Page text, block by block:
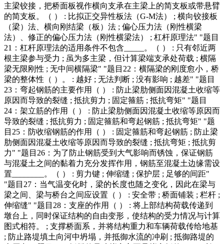
主梁铰接，把桥面板视作横向支承在主梁上的简支板或带悬臂
的简支板。（ ） : 比拟正交异性板法（G-M法） ; 横向铰接板
（梁）法、横向刚结梁（板）法 ; 偏心压力法（刚性横梁
法）、修正的偏心压力法（刚性横梁法） ; 杠杆原理法" "题目
21：杠杆原理法的适用条件不包含_____。（ ） : 只有邻近两
根主梁参与受力 ; 虽为多主梁，但计算梁端支承处荷载 ; 横隔
梁无限刚性 ; 无中间横隔梁" "题目22：横隔梁的刚度愈小，桥
梁的整体性（ ）。 : 越好 ; 无法判断 ; 没有影响 ; 越差" "题目
23：弯起钢筋的主要作用（ ） : 防止梁肋侧面因混凝土收缩等
原因而导致的裂缝 ; 抵抗剪力 ; 固定箍筋 ; 抵抗弯矩" "题目
24：架立筋的作用（ ） : 防止梁肋侧面因混凝土收缩等原因而
导致的裂缝 ; 抵抗剪力 ; 固定箍筋和弯起钢筋 ; 抵抗弯矩" "题
目25：防收缩钢筋的作用（ ） : 固定箍筋和弯起钢筋 ; 防止梁
肋侧面因混凝土收缩等原因而导致的裂缝 ; 抵抗弯矩 ; 抵抗剪
力" "题目26：为了防止钢筋受到大气影响而锈蚀，保证钢筋
与混凝土之间的黏着力充分发挥作用，钢筋至混凝土边缘需设
置________。（ ） : 剪力键 ; 伸缩缝 ; 保护层 ; 足够的间距"
"题目27：当气温变化时，梁的长度也随之变化，因此在梁与
梁之间、梁与桥台之间应设置（ ） : 安全带 ; 桥面铺装 ; 栏杆 ;
伸缩缝" "题目28：支座的作用（ ） : 将上部结构荷载传递到
墩台上，同时保证结构的自由变形，使结构的受力情况与计算
图式相符。 ; 支撑桥面系，并将结构重力和车辆荷载传给地基
; 防止路堤填土向河中坍塌，并抵御水流的冲刷 ; 抵御路堤的